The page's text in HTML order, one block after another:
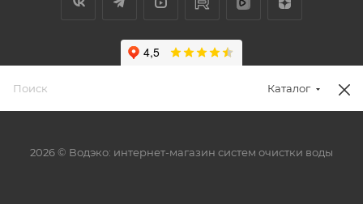
2026 © Водэко: интернет-магазин систем очистки воды
Каталог